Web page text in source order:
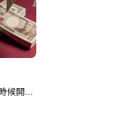
存股是什麼？存的是什麼？什麼時候開始存股比較好？